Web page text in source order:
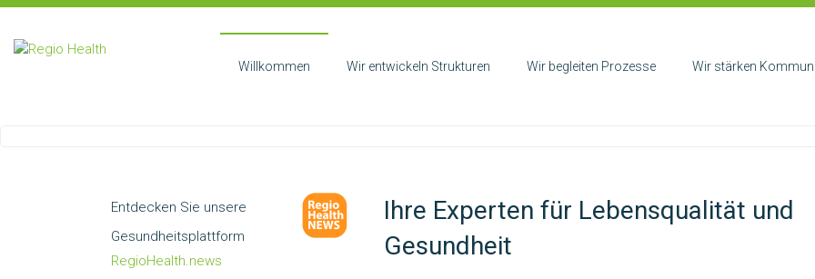
Skip
content
Regio
RegioHealth
Kommune
Willkommen Wir entwickeln Strukturen Wir begleiten Prozesse Wir stärken
Ihre Experten für Lebensqualität und
Gesundheit
Entdecken Sie unsere
Gesundheitsplattform
RegioHealth.news